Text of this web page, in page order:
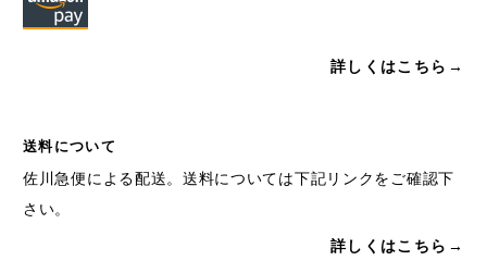
詳しくはこちら→
送料について
佐川急便による配送。送料については下記リンクをご確認下
さい。
詳しくはこちら→